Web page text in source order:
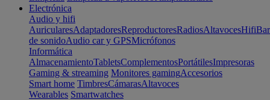
Electrónica
Audio y hifi
AuricularesAdaptadoresReproductoresRadiosAltavocesHifi
de sonidoAudio car y GPSMicrófonos
Informática
AlmacenamientoTabletsComplementosPortátilesImpresoras
Gaming & streaming Monitores gamingAccesorios
Smart home TimbresCámarasAltavoces
Wearables Smartwatches